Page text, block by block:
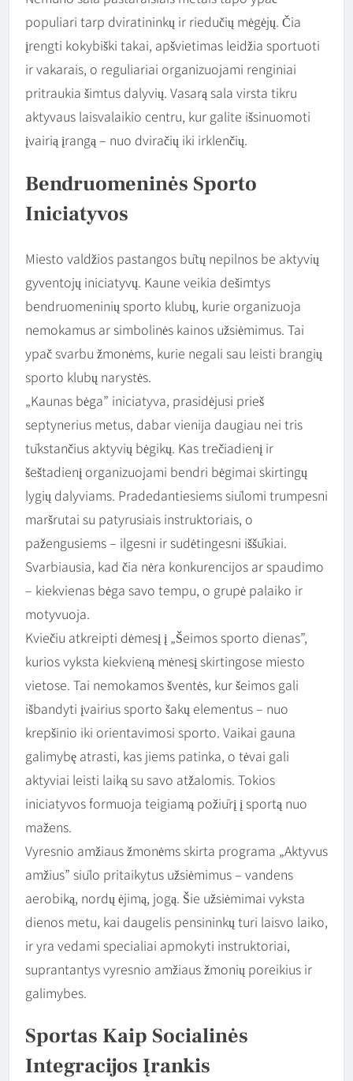
populiari tarp dviratininkų ir riedučių mėgėjų. Čia
įrengti kokybiški takai, apšvietimas leidžia sportuoti
ir vakarais, o reguliariai organizuojami renginiai
pritraukia šimtus dalyvių. Vasarą sala virsta tikru
aktyvaus laisvalaikio centru, kur galite išsinuomoti
įvairią įrangą – nuo dviračių iki irklenčių.
Bendruomeninės Sporto
Iniciatyvos
Miesto valdžios pastangos būtų nepilnos be aktyvių
gyventojų iniciatyvų. Kaune veikia dešimtys
bendruomeninių sporto klubų, kurie organizuoja
nemokamus ar simbolinės kainos užsiėmimus. Tai
ypač svarbu žmonėms, kurie negali sau leisti brangių
sporto klubų narystės.
„Kaunas bėga” iniciatyva, prasidėjusi prieš
septynerius metus, dabar vienija daugiau nei tris
tūkstančius aktyvių bėgikų. Kas trečiadienį ir
šeštadienį organizuojami bendri bėgimai skirtingų
lygių dalyviams. Pradedantiesiems siūlomi trumpesni
maršrutai su patyrusiais instruktoriais, o
pažengusiems – ilgesni ir sudėtingesni iššūkiai.
Svarbiausia, kad čia nėra konkurencijos ar spaudimo
– kiekvienas bėga savo tempu, o grupė palaiko ir
motyvuoja.
Kviečiu atkreipti dėmesį į „Šeimos sporto dienas”,
kurios vyksta kiekvieną mėnesį skirtingose miesto
vietose. Tai nemokamos šventės, kur šeimos gali
išbandyti įvairius sporto šakų elementus – nuo
krepšinio iki orientavimosi sporto. Vaikai gauna
galimybę atrasti, kas jiems patinka, o tėvai gali
aktyviai leisti laiką su savo atžalomis. Tokios
iniciatyvos formuoja teigiamą požiūrį į sportą nuo
mažens.
Vyresnio amžiaus žmonėms skirta programa „Aktyvus
amžius” siūlo pritaikytus užsiėmimus – vandens
aerobiką, nordų ėjimą, jogą. Šie užsiėmimai vyksta
dienos metu, kai daugelis pensininkų turi laisvo laiko,
ir yra vedami specialiai apmokyti instruktoriai,
suprantantys vyresnio amžiaus žmonių poreikius ir
galimybes.
Sportas Kaip Socialinės
Integracijos Įrankis